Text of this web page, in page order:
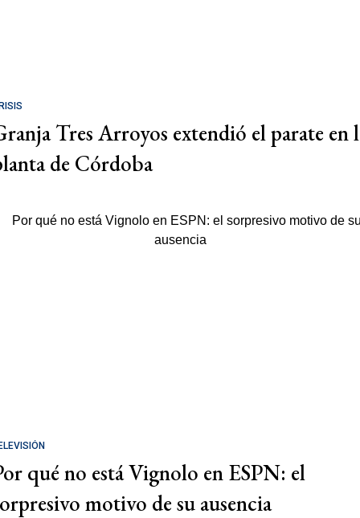
Tres Arroyos extendió el parate en
de Córdoba
qué no está Vignolo en ESPN: el
motivo de su ausencia